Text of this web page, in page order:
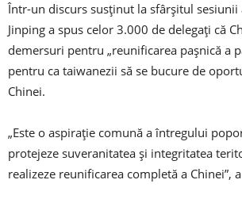
Într-un discurs susținut la sfârșitul sesiunii
Jinping a spus celor 3.000 de delegați că
demersuri pentru „reunificarea pașnică a
pentru ca taiwanezii să se bucure de
Chinei.
„Este o aspirație comună a întregului
protejeze suveranitatea și integritatea
realizeze reunificarea completă a Chinei”,